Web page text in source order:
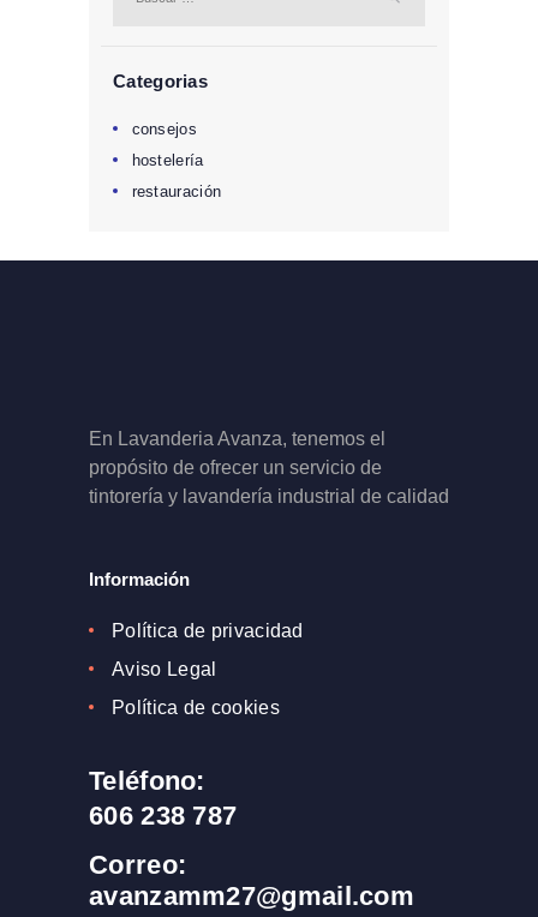
Categorias
consejos
hostelería
restauración
En Lavanderia Avanza, tenemos el
propósito de ofrecer un servicio de
tintorería y lavandería industrial de calidad
Información
Política de privacidad
Aviso Legal
Política de cookies
Teléfono:
606 238 787
Correo:
avanzamm27@gmail.com